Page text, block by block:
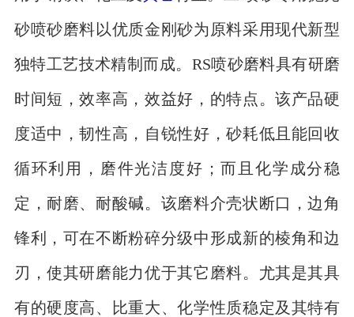
砂喷砂磨料以优质金刚砂为原料采用现代新型
独特工艺技术精制而成。RS喷砂磨料具有研磨
时间短，效率高，效益好，的特点。该产品硬
度适中，韧性高，自锐性好，砂耗低且能回收
循环利用，磨件光洁度好；而且化学成分稳
定，耐磨、耐酸碱。该磨料介壳状断口，边角
锋利，可在不断粉碎分级中形成新的棱角和边
刃，使其研磨能力优于其它磨料。尤其是其具
有的硬度高、比重大、化学性质稳定及其特有